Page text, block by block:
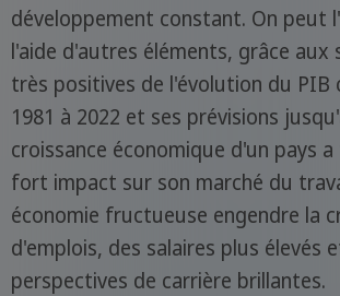
développement constant. On peut
l'aide d'autres éléments, grâce
très positives de l'évolution du PIB
1981 à 2022 et ses prévisions
croissance économique d'un pays
fort impact sur son marché du
économie fructueuse engendre la
d'emplois, des salaires plus élevés
perspectives de carrière brillantes.